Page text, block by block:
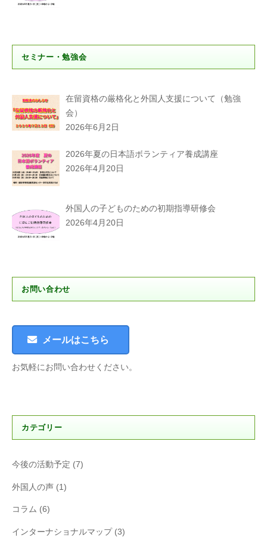
セミナー・勉強会
在留資格の厳格化と外国人支援について（勉強
会）
2026年6月2日
2026年夏の日本語ボランティア養成講座
2026年4月20日
外国人の子どものための初期指導研修会
2026年4月20日
お問い合わせ
メールはこちら
お気軽にお問い合わせください。
カテゴリー
今後の活動予定 (7)
外国人の声 (1)
コラム (6)
インターナショナルマップ(3)